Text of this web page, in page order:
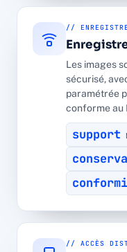
//
Les images
sécurisé,
paramétrée
conforme au
support
// ACCÈS